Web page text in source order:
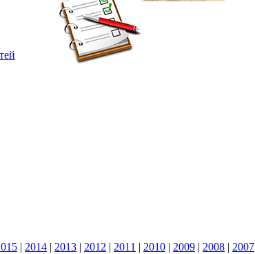
| 2014 | 2013 | 2012 | 2011 | 2010 | 2009 | 2008 | 2007